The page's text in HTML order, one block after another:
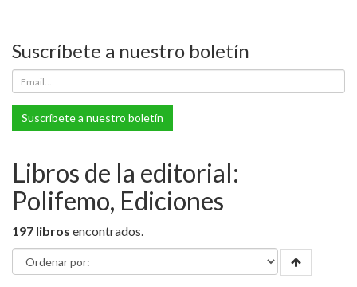
Suscríbete a nuestro boletín
Suscríbete a nuestro boletín
Libros de la editorial:
Polifemo, Ediciones
197 libros encontrados.